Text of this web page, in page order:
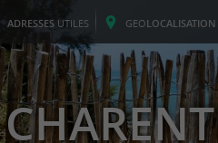
ADRESSES UTILES GEOLOCALISATION